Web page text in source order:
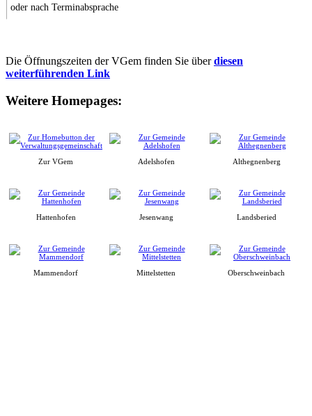
oder nach Terminabsprache
Die Öffnungszeiten der VGem finden Sie überdiesen
weiterführenden Link
Weitere Homepages:
Zur VGem Adelshofen Althegnenberg
Hattenhofen Jesenwang Landsberied
Mammendorf Mittelstetten Oberschweinbach